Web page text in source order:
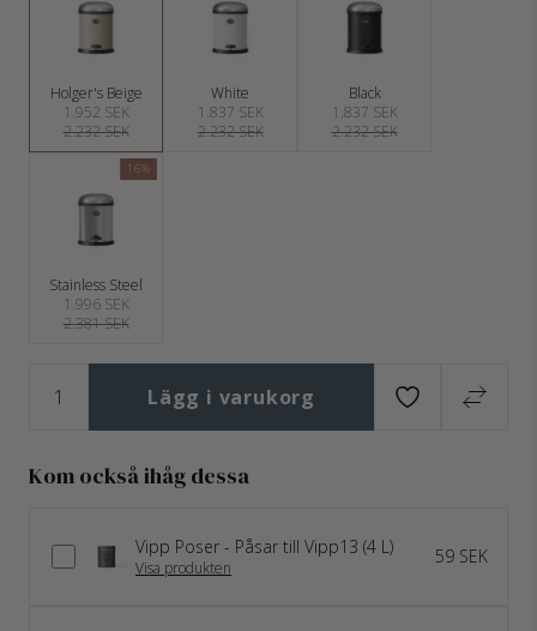
Holger's Beige
1.952 SEK
2.232 SEK
White
1.837 SEK
2.232 SEK
Black
1.837 SEK
2.232 SEK
16%
Stainless Steel
1.996 SEK
2.381 SEK
Lägg i varukorg
Kom också ihåg dessa
Vipp Poser - Påsar till Vipp13 (4 L)
Visa produkten
59 SEK